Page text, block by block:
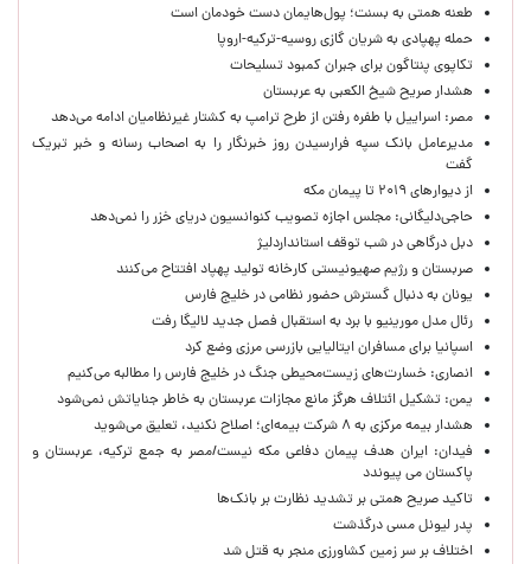
طعنه همتی به بسنت؛ پول‌هایمان دست خودمان است
حمله پهپادی به شریان گازی روسیه-ترکیه-اروپا
تکاپوی پنتاگون برای جبران کمبود تسلیحات
هشدار صریح شیخ الکعبی به عربستان
مصر: اسراییل با طفره رفتن از طرح ترامپ به کشتار غیرنظامیان ادامه می‌دهد
مدیرعامل بانک سپه فرارسیدن روز خبرنگار را به اصحاب رسانه و خبر تبریک
گفت
از دیوارهای ۲۰۱۹ تا پیمان مکه
حاجی‌دلیگانی: مجلس اجازه تصویب کنوانسیون دریای خزر را نمی‌دهد
دبل درگاهی در شب توقف استانداردلیژ
صربستان و رژیم صهیونیستی کارخانه تولید پهپاد افتتاح می‌کنند
یونان به دنبال گسترش حضور نظامی در خلیج فارس
رئال مدل مورینیو با برد به استقبال فصل جدید لالیگا رفت
اسپانیا برای مسافران ایتالیایی بازرسی مرزی وضع کرد
انصاری: خسارت‌های زیست‌محیطی جنگ در خلیج فارس را مطالبه‌ می‌کنیم
یمن: تشکیل ائتلاف هرگز مانع مجازات عربستان به خاطر جنایاتش نمی‌شود
هشدار بیمه مرکزی به ۸ شرکت بیمه‌ای؛ اصلاح نکنید، تعلیق می‌شوید
فیدان: ایران هدف پیمان دفاعی مکه نیست/مصر به جمع ترکیه، عربستان و
پاکستان می پیوندد
تاکید صریح همتی بر تشدید نظارت بر بانک‌ها
پدر لیونل مسی درگذشت
اختلاف بر سر زمین کشاورزی منجر به قتل شد